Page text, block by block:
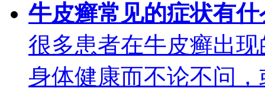
牛皮癣常见的症状有什
很多患者在牛皮癣出
身体健康而不论不问